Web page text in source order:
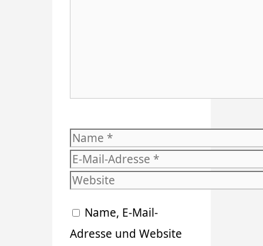
Name
E-
Mail-
Website
Name, E-Mail-
Adresse und Website